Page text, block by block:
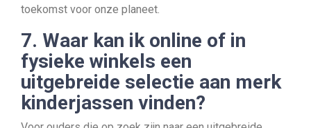
toekomst voor onze planeet.
7. Waar kan ik online of in
fysieke winkels een
uitgebreide selectie aan merk
kinderjassen vinden?